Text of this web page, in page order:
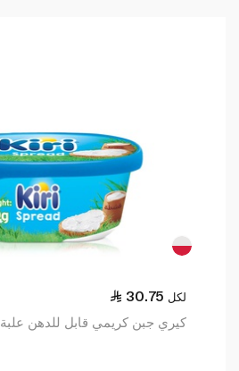
30.75 لكل
كيري جبن كريمي قابل للدهن علبة 500غ